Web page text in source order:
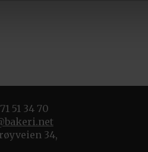
51 34 70
34,